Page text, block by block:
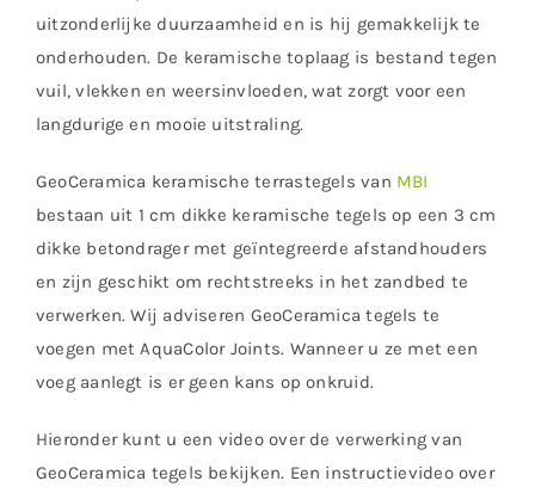
uitzonderlijke duurzaamheid en is hij gemakkelijk te
onderhouden. De keramische toplaag is bestand tegen
vuil, vlekken en weersinvloeden, wat zorgt voor een
langdurige en mooie uitstraling.
GeoCeramica keramische terrastegels van MBI
bestaan uit 1 cm dikke keramische tegels op een 3 cm
dikke betondrager met geïntegreerde afstandhouders
en zijn geschikt om rechtstreeks in het zandbed te
verwerken. Wij adviseren GeoCeramica tegels te
voegen met AquaColor Joints. Wanneer u ze met een
voeg aanlegt is er geen kans op onkruid.
Hieronder kunt u een video over de verwerking van
GeoCeramica tegels bekijken. Een instructievideo over